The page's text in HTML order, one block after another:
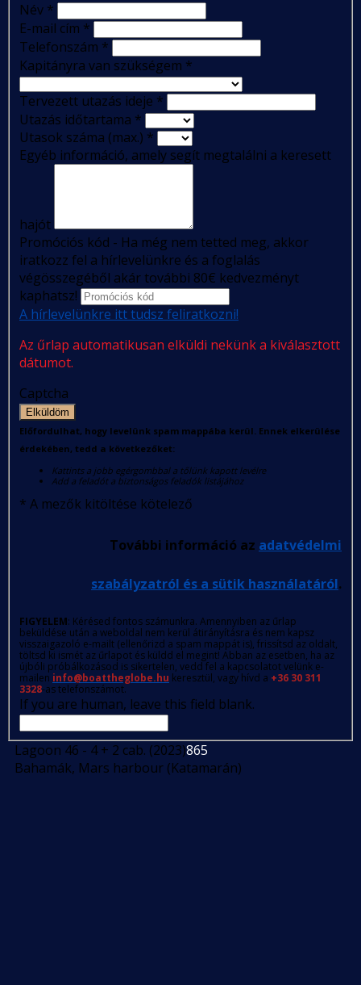
Név *
E-mail cím *
Telefonszám *
Kapitányra van szükségem *
Tervezett utazás ideje *
Utazás időtartama *
Utasok száma (max.) *
Egyéb információ, amely segít megtalálni a keresett
hajót
Promóciós kód - Ha még nem tetted meg, akkor
iratkozz fel a hírlevelünkre és a foglalás
végösszegéből akár további 80€ kedvezményt
kaphatsz!
A hírlevelünkre itt tudsz feliratkozni!
Az űrlap automatikusan elküldi nekünk a kiválasztott
dátumot.
Captcha
Elküldöm
Előfordulhat, hogy levelünk spam mappába kerül. Ennek elkerülése
érdekében, tedd a következőket:
Kattints a jobb egérgombbal a tőlünk kapott levélre
Add a feladót a biztonságos feladók listájához
* A mezők kitöltése kötelező
További információ az adatvédelmi
szabályzatról és a sütik használatáról.
FIGYELEM: Kérésed fontos számunkra. Amennyiben az űrlap
beküldése után a weboldal nem kerül átirányításra és nem kapsz
visszaigazoló e-mailt (ellenőrizd a spam mappát is), frissítsd az oldalt,
töltsd ki ismét az űrlapot és küldd el megint! Abban az esetben, ha az
újbóli próbálkozásod is sikertelen, vedd fel a kapcsolatot velünk e-
mailen info@boattheglobe.hu keresztül, vagy hívd a +36 30 311
3328-as telefonszámot.
If you are human, leave this field blank.
Lagoon 46 - 4 + 2 cab. (2023)865
Bahamák, Mars harbour (Katamarán)